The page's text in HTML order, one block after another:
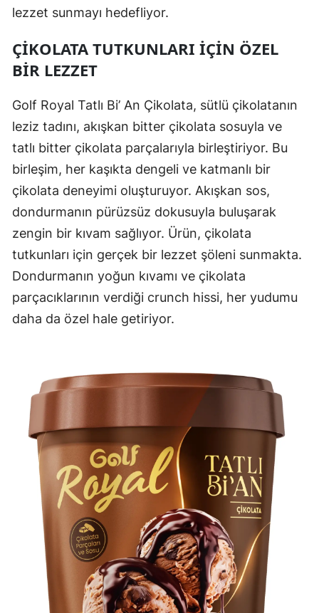
lezzet sunmayı hedefliyor.
ÇIKOLATA TUTKUNLARI İÇIN ÖZEL
BIR LEZZET
Golf Royal Tatlı Bi’ An Çikolata, sütlü çikolatanın
leziz tadını, akışkan bitter çikolata sosuyla ve
tatlı bitter çikolata parçalarıyla birleştiriyor. Bu
birleşim, her kaşıkta dengeli ve katmanlı bir
çikolata deneyimi oluşturuyor. Akışkan sos,
dondurmanın pürüzsüz dokusuyla buluşarak
zengin bir kıvam sağlıyor. Ürün, çikolata
tutkunları için gerçek bir lezzet şöleni sunmakta.
Dondurmanın yoğun kıvamı ve çikolata
parçacıklarının verdiği crunch hissi, her yudumu
daha da özel hale getiriyor.